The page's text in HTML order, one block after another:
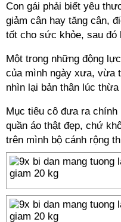
Con gái phải biết yêu
giảm cân hay tăng cân,
tốt cho sức khỏe, sau
Một trong những động
của mình ngày xưa, vừa
nhìn lại bản thân lúc
Mục tiêu cô đưa ra
quần áo thật đẹp, chứ
trên mình bộ cánh rộng